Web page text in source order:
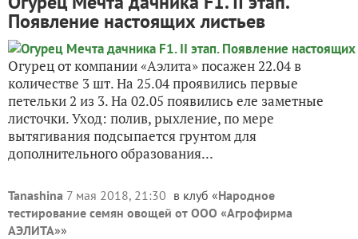
Появление настоящих листьев
Огурец от компании «Аэлита» посажен 22.04 в
количестве 3 шт. На 25.04 проявились первые
петельки 2 из 3. На 02.05 появились еле заметные
листочки. Уход: полив, рыхление, по мере
вытягивания подсыпается грунтом для
дополнительного образования...
Tanashina 7 мая 2018, 21:30 в клуб «Народное
тестирование семян овощей от ООО «Агрофирма
АЭЛИТА»»